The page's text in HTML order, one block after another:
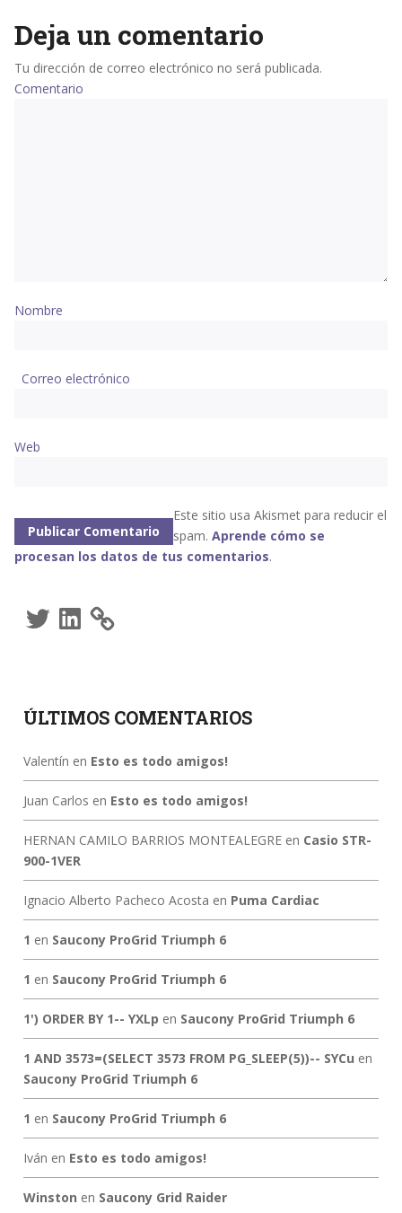
Deja un comentario
Tu dirección de correo electrónico no será publicada.
Comentario
Nombre
Correo electrónico
Web
Este sitio usa Akismet para reducir el
spam. Aprende cómo se
procesan los datos de tus comentarios.
TwitterLinkedIn
ÚLTIMOS COMENTARIOS
Valentín en Esto es todo amigos!
Juan Carlos en Esto es todo amigos!
HERNAN CAMILO BARRIOS MONTEALEGREen Casio STR-
900-1VER
Ignacio Alberto Pacheco Acosta en Puma Cardiac
1 en Saucony ProGrid Triumph 6
1 en Saucony ProGrid Triumph 6
1') ORDER BY 1-- YXLp en Saucony ProGrid Triumph 6
1 AND 3573=(SELECT 3573 FROM PG_SLEEP(5))-- SYCu en
Saucony ProGrid Triumph 6
1 en Saucony ProGrid Triumph 6
Iván en Esto es todo amigos!
Winston en Saucony Grid Raider